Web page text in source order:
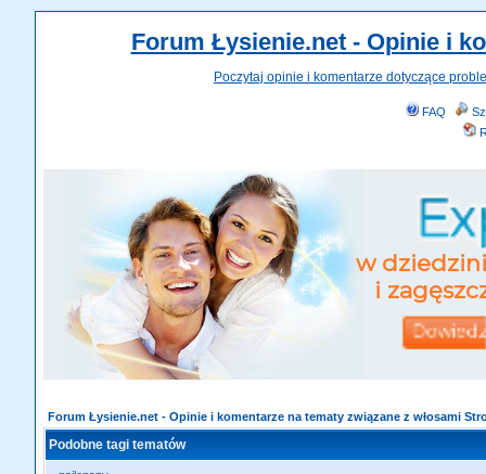
Forum Łysienie.net - Opinie i
Poczytaj opinie i komentarze dotyczące
FAQ
Forum Łysienie.net - Opinie i komentarze na tematy związane z włosami
Podobne tagi tematów